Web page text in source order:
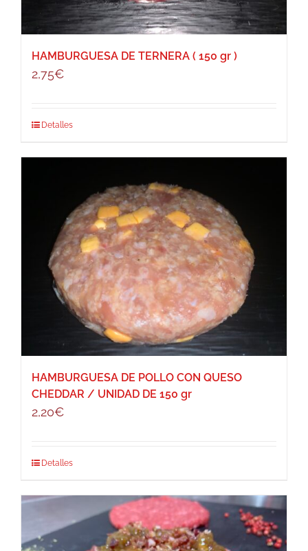
HAMBURGUESA DE TERNERA ( 150 gr )
2,75€
Detalles
HAMBURGUESA DE POLLO CON QUESO
CHEDDAR / UNIDAD DE 150 gr
2,20€
Detalles